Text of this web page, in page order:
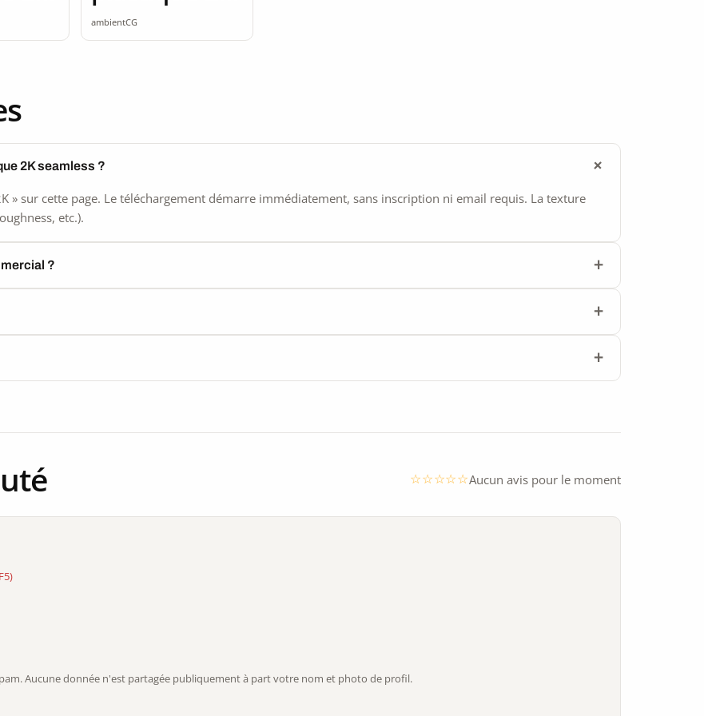
seamless
ambientCG
2K seamless ?
» sur cette page. Le téléchargement démarre immédiatement, sans inscription ni email requis. La texture
etc.).
?
Aucun avis pour le moment
Aucune donnée n'est partagée publiquement à part votre nom et photo de profil.